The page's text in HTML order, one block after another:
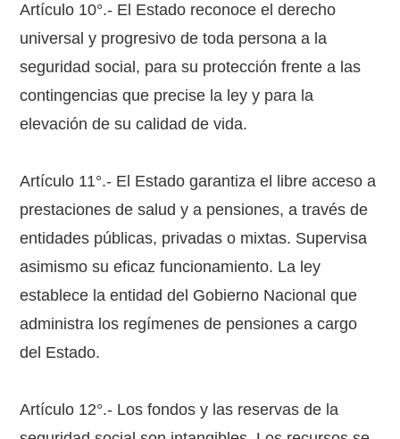
Artículo 10°.- El Estado reconoce el derecho
universal y progresivo de toda persona a la
seguridad social, para su protección frente a las
contingencias que precise la ley y para la
elevación de su calidad de vida.
Artículo 11°.- El Estado garantiza el libre acceso a
prestaciones de salud y a pensiones, a través de
entidades públicas, privadas o mixtas. Supervisa
asimismo su eficaz funcionamiento. La ley
establece la entidad del Gobierno Nacional que
administra los regímenes de pensiones a cargo
del Estado.
Artículo 12°.- Los fondos y las reservas de la